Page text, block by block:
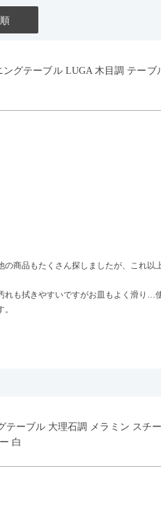
ングテーブル LUGA 木目調 テー
商品もたくさん探しましたが、これ
れも拭きやすいですがお皿もよく滑り
テーブル 大理石調 メラミン スチ
白